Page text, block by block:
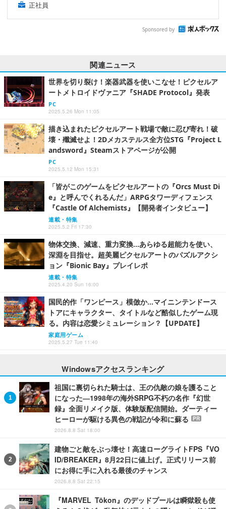
正社員
Sponsored by
関連ニュース
世界を切り裂け！楽器武器を使いこなせ！ピクセルア
ートメトロイドヴァニア『SHADE Protocol』発表
PC
2025.5.26 Mon 11:05
描き込まれたピクセルアート戦場で敵に忍び寄れ！破
壊・殲滅せよ！2Dメカステルス全方位STG『Project L
andsword』Steamストアページが公開
PC
2025.5.12 Mon 15:31
「皆がこのゲームをピクセルアートの『Orcs Must Di
e』と呼んでくれるんだ」ARPGタワーディフェンス
『Castle Of Alchemists』【開発者インタビュー】
連載・特集
2025.5.2 Fri 17:30
物体交換、減速、重力変換…あらゆる超能力を使い、
深淵を目指せ。超美麗ピクセルアートのパズルアクシ
ョン『Bionic Bay』プレイレポ
連載・特集
2025.4.20 Sun 16:00
国民的作「ワンピース」模倣か…マイニンテンドース
トアにキャラクター、タイトルなど酷似したゲーム現
る。内容は恋愛シミュレーション？【UPDATE】
家庭用ゲーム
2025.5.27 Tue 11:40
Windowsアクセスランキング
祖国に裏切られた騎士は、王の仇敵の娘を護ること
になった―1998年の海外SRPG不朽の名作『幻世
録』全面リメイク版、体験版配信開始。ダーティー
ヒーローが駆ける異色の戦記が令和に蘇る
PR
2026.8.8 Sat 18:00
建物ごと敵をぶっ壊せ！高速ローグライトFPS『VO
ID/BREAKER』8月22日に値上げ。正式リリース前
にお得に手に入れる最後のチャンス
2026.8.8 Sat 22:15
『MARVEL Tōkon』のデッドプールは瞬獄殺も使